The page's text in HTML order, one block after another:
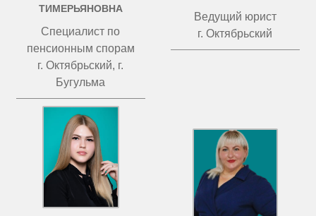
ТИМЕРЬЯНОВНА
Специалист по
пенсионным спорам
г. Октябрьский, г.
Бугульма
Ведущий юрист
г. Октябрьский